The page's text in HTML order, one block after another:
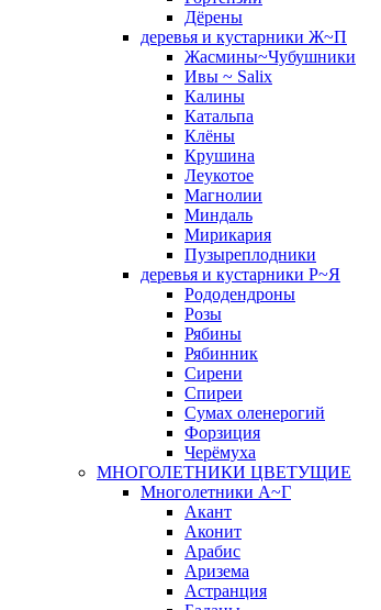
Дёрены
деревья и кустарники Ж~П
Жасмины~Чубушники
Ивы ~ Salix
Калины
Катальпа
Клёны
Крушина
Леукотое
Магнолии
Миндаль
Мирикария
Пузыреплодники
деревья и кустарники Р~Я
Рододендроны
Розы
Рябины
Рябинник
Сирени
Спиреи
Сумах оленерогий
Форзиция
Черёмуха
МНОГОЛЕТНИКИ ЦВЕТУЩИЕ
Многолетники А~Г
Акант
Аконит
Арабис
Аризема
Астранция